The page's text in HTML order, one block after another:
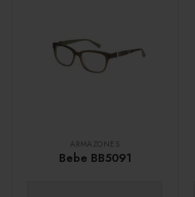
ARMAZONES
Bebe BB5091